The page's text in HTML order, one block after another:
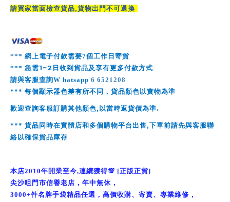
請買家當面檢查貨品,貨物出門不可退換
*** 網上電子付款需要7個工作日寄貨
*** 急需1~2 日收到貨品及享有更多付款方式
請與客服查詢W hatsapp 6 6521208
*** 每個顯示器色差有所不同，貨品顏色以實物為準
歡迎查詢客服訂購其他顏色, 以當時返貨價為準.
*** 貨品同時在實體店和多個購物平台出售 ,下單前請先與客服聯
絡以確保貨品庫存
本店2010年開業至今,連續獲得💯 [正版正貨]
尖沙咀門市信譽老店，年中無休，
3000+件名牌手袋精品任選，高價收購、寄賣、專業維修，